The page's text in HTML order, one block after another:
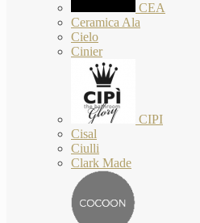
CEA
Ceramica Ala
Cielo
Cinier
CIPI
Cisal
Ciulli
Clark Made